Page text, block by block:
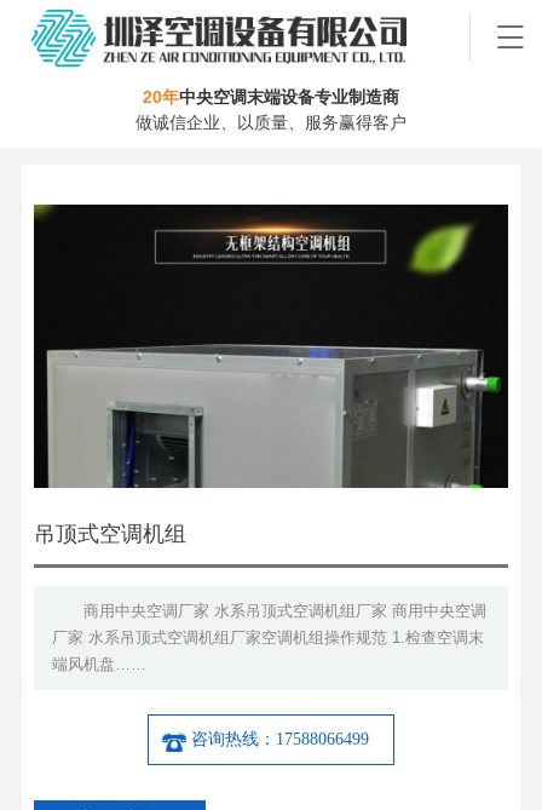
20年中央空调末端设备专业制造商
做诚信企业、以质量、服务赢得客户
吊顶式空调机组
商用中央空调厂家 水系吊顶式空调机组厂家 商用中央空调
厂家 水系吊顶式空调机组厂家空调机组操作规范 1.检查空调末
端风机盘……
咨询热线：17588066499